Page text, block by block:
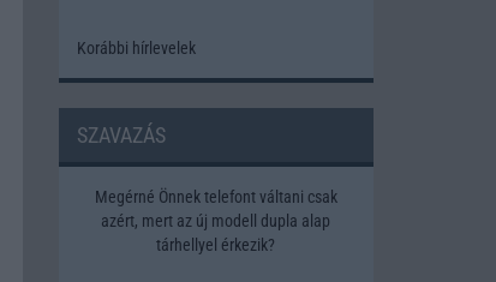
Korábbi hírlevelek
SZAVAZÁS
Megérné Önnek telefont váltani csak
azért, mert az új modell dupla alap
tárhellyel érkezik?